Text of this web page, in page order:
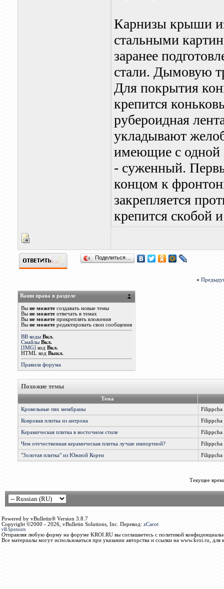
Карнизы крыши
стальными
заранее
стали. Дымовую
Для покрытия
крепится
рубероидная
укладывают
имеющие с одной
- суженный.
концом к
закрепляется
крепится скобой
Поделиться…
«
Ваши права в разделе
Вы не можетесоздавать новые темы
Вы не можетеотвечать в темах
Вы не можетеприкреплять вложения
Вы не можетередактировать свои сообщения
BB коды Вкл.
Смайлы Вкл.
[IMG] код Вкл.
HTML код Выкл.
Правила форума
Похожие темы
Тема
Кровельные пвх мембраны
Filippcha
Ковровая плитка из антрона Filippcha
Керамическая плитка в восточном стиле Filippcha
Чем отечественная керамическая плитка лучше импортной? Filippcha
"Золотая плитка" из Южной Кореи Filippcha
Текущее
Powered by vBulletin® Version 3.8.7
Copyright ©2000 - 2026, vBulletin Solutions, Inc. Перевод: zCarot
vB.Sponsors
Отправляя любую форму на форуме KROI.RU вы соглашаетесь с политикой
Все материалы могут использоваться при указании авторства и ссылки на www.kroi.ru, для